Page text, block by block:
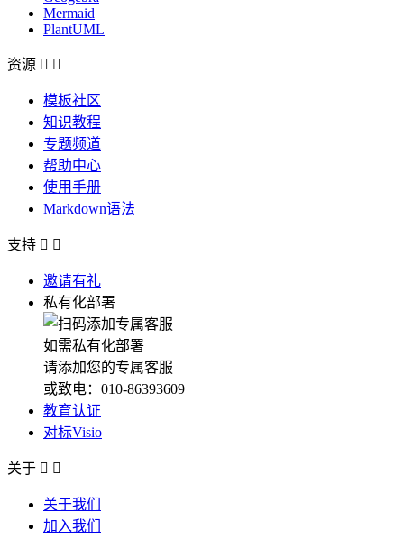
Mermaid
PlantUML
资源  
模板社区
知识教程
专题频道
帮助中心
使用手册
Markdown语法
支持  
邀请有礼
私有化部署
如需私有化部署
请添加您的专属客服
或致电：010-86393609
教育认证
对标Visio
关于  
关于我们
加入我们